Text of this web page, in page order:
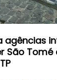
agências
São